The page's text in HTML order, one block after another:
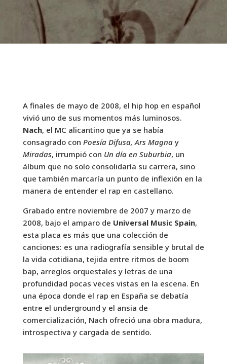
A finales de mayo de 2008, el hip hop en español
vivió uno de sus momentos más luminosos.
Nach, el MC alicantino que ya se había
consagrado con Poesía Difusa, Ars Magna y
Miradas, irrumpió con Un día en Suburbia, un
álbum que no solo consolidaría su carrera, sino
que también marcaría un punto de inflexión en la
manera de entender el rap en castellano.
Grabado entre noviembre de 2007 y marzo de
2008, bajo el amparo de Universal Music Spain,
esta placa es más que una colección de
canciones: es una radiografía sensible y brutal de
la vida cotidiana, tejida entre ritmos de boom
bap, arreglos orquestales y letras de una
profundidad pocas veces vistas en la escena. En
una época donde el rap en España se debatía
entre el underground y el ansia de
comercialización, Nach ofreció una obra madura,
introspectiva y cargada de sentido.